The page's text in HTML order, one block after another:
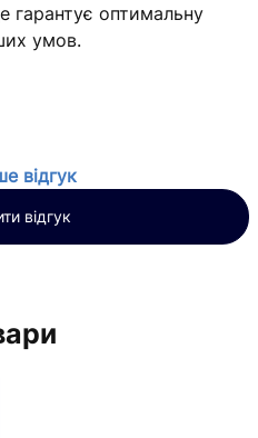
гарантує оптимальну
умов.
відгук
відгук